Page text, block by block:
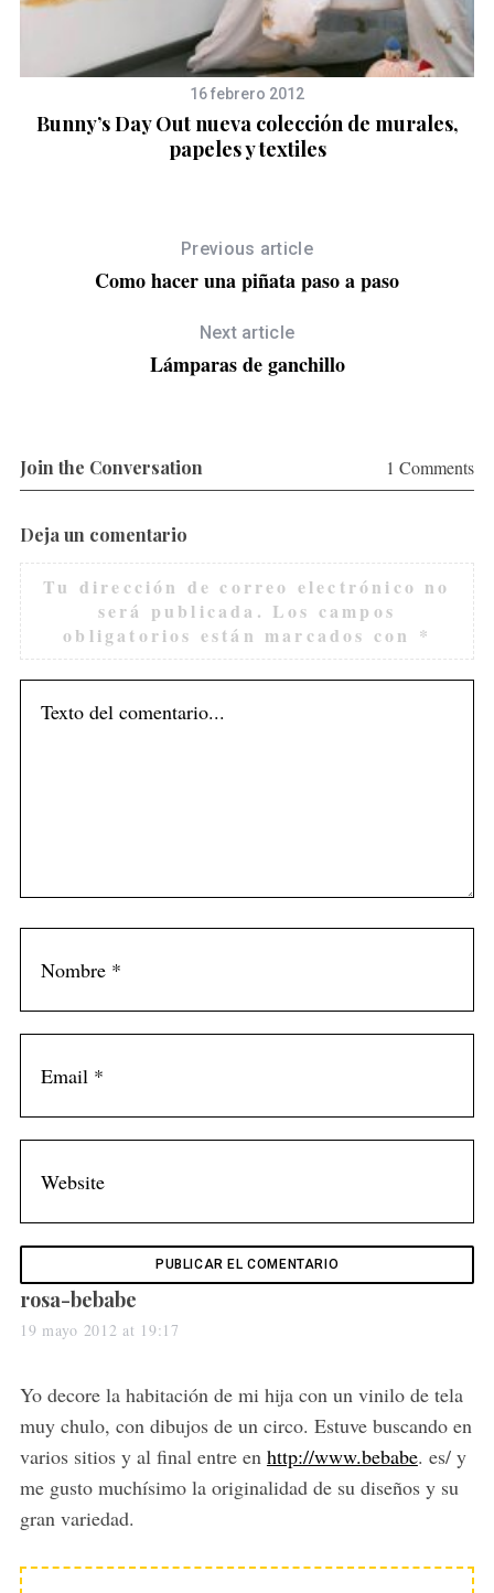
16 febrero 2012
Bunny’s Day Out nueva colección de murales,
papeles y textiles
Previous article
Como hacer una piñata paso a paso
Next article
Lámparas de ganchillo
Join the Conversation 1 Comments
Deja un comentario
Tu dirección de correo electrónico no
será publicada. Los campos
obligatorios están marcados con *
s
a
s
:
rosa-bebabe
19 mayo 2012 at 19:17
Yo decore la habitación de mi hija con un vinilo de tela
muy chulo, con dibujos de un circo. Estuve buscando en
varios sitios y al final entre en http://www.bebabe. es/ y
me gusto muchísimo la originalidad de su diseños y su
gran variedad.